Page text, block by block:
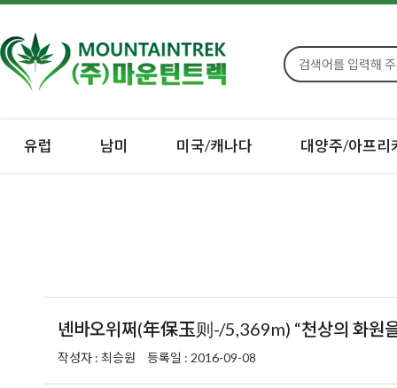
유럽 남미 미국/캐나다 대양주/아프리
녠바오위쩌(年保玉则-/5,369m) “천상의 화원
작성자 : 최승원 등록일 : 2016-09-08